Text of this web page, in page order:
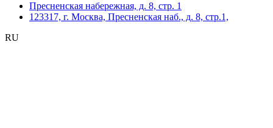
Пресненская набережная, д. 8, стр. 1
123317, г. Москва, Пресненская наб., д. 8, стр.1,
RU